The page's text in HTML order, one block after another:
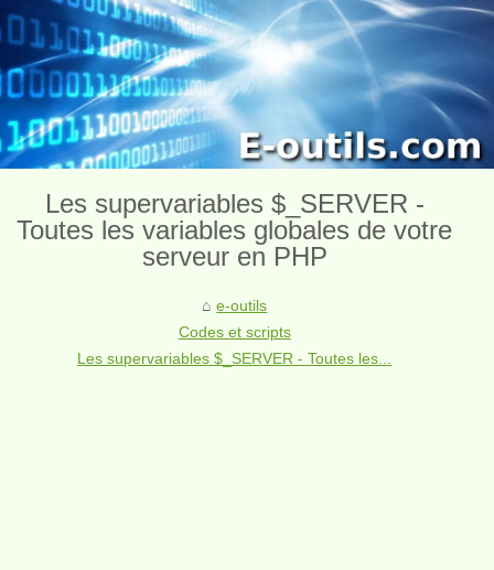
Les supervariables $_SERVER -
Toutes les variables globales de votre
serveur en PHP
e-outils
Codes et scripts
Les supervariables $_SERVER - Toutes les...